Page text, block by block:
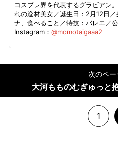
コスプレ界を代表するグラビアン
れの逸材美女／誕生日：2月12日
ナ、食べること／特技：バレエ／公
Instagram： @momotaigaaa2
次のペー
大河もものむぎゅっと
1